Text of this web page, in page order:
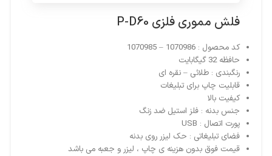
فلش مموری فلزی P-D60
کد محصول : 1070986 – 1070985
حافظه 32 گیگابایت
رنگبندی : طلائی – نقره ای
قابلیت چاپ برای تبلیغات
کیفیت بالا
جنس بدنه : فلز استیل ضد زنگ
پورت اتصال : USB
فضای تبلیغاتی : حک لیزر روی بدنه
قیمت فوق بدون هزینه ی چاپ ، لیزر و جعبه می باشد